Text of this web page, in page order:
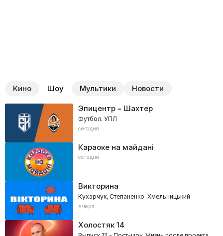
Кино Шоу Мультики Новости
Эпицентр – Шахтер
Футбол. УПЛ
сегодня
Караоке на майдані
сегодня
Викторина
Кухарчук, Степаненко. Хмельницький
вчера
Холостяк14